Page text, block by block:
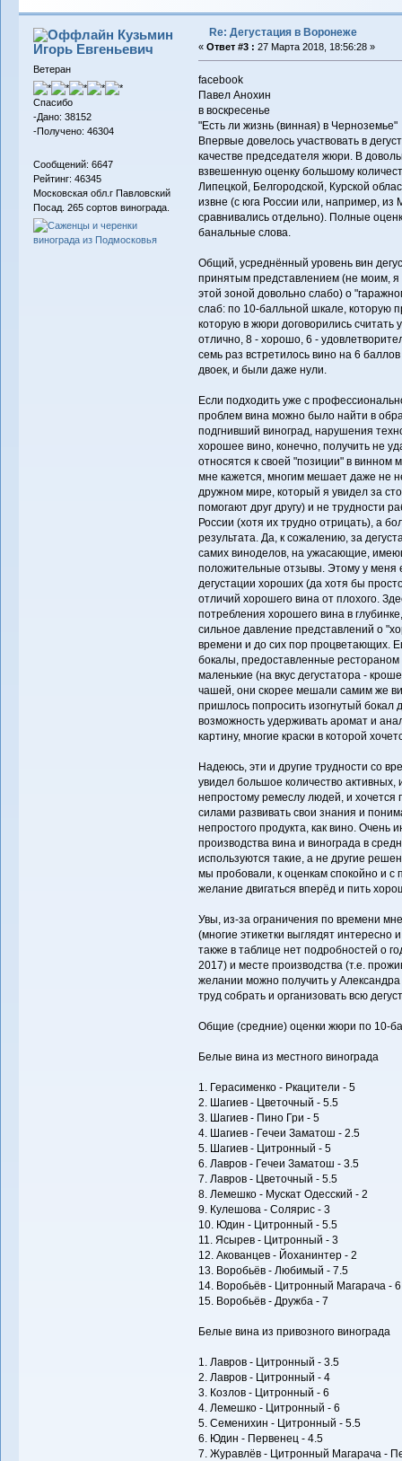
Кузьмин
Игорь Евгеньевич
Ветеран
Спасибо
-Дано: 38152
-Получено: 46304
Сообщений: 6647
Рейтинг: 46345
Московская обл.г Павловский
Посад. 265 сортов винограда.
Re: Дегустация в Воронеже
« Ответ #3 : 27 Марта 2018, 18:56:28 »
facebook
Павел Анохин
в воскресенье
"Есть ли жизнь (винная) в Черноземье"
Впервые довелось участвовать в
качестве председателя жюри. В
взвешенную оценку большому
Липецкой, Белгородской, Курской
извне (с юга России или, например, из
сравнивались отдельно). Полные
банальные слова.
Общий, усреднённый уровень вин
принятым представлением (не моим, я
этой зоной довольно слабо) о
слаб: по 10-балльной шкале, которую
которую в жюри договорились
отлично, 8 - хорошо, 6 -
семь раз встретилось вино на 6
двоек, и были даже нули.
Если подходить уже с
проблем вина можно было найти в
подгнивший виноград, нарушения
хорошее вино, конечно, получить не
относятся к своей "позиции" в винном
мне кажется, многим мешает даже не
дружном мире, который я увидел за
помогают друг другу) и не трудности
России (хотя их трудно отрицать), а
результата. Да, к сожалению, за
самих виноделов, на ужасающие,
положительные отзывы. Этому у меня
дегустации хороших (да хотя бы
отличий хорошего вина от плохого.
потребления хорошего вина в
сильное давление представлений о
времени и до сих пор процветающих.
бокалы, предоставленные
маленькие (на вкус дегустатора -
чашей, они скорее мешали самим же
пришлось попросить изогнутый бокал
возможность удерживать аромат и
картину, многие краски в которой
Надеюсь, эти и другие трудности со
увидел большое количество
непростому ремеслу людей, и хочется
силами развивать свои знания и
непростого продукта, как вино. Очень
производства вина и винограда в
используются такие, а не другие
мы пробовали, к оценкам спокойно и
желание двигаться вперёд и пить
Увы, из-за ограничения по времени
(многие этикетки выглядят
также в таблице нет подробностей о
2017) и месте производства (т.е.
желании можно получить у Александра
труд собрать и организовать всю
Общие (средние) оценки жюри по 10-
Белые вина из местного винограда
1. Герасименко - Ркацители - 5
2. Шагиев - Цветочный - 5.5
3. Шагиев - Пино Гри - 5
4. Шагиев - Гечеи Заматош - 2.5
5. Шагиев - Цитронный - 5
6. Лавров - Гечеи Заматош - 3.5
7. Лавров - Цветочный - 5.5
8. Лемешко - Мускат Одесский - 2
9. Кулешова - Солярис - 3
10. Юдин - Цитронный - 5.5
11. Ясырев - Цитронный - 3
12. Акованцев - Йоханинтер - 2
13. Воробьёв - Любимый - 7.5
14. Воробьёв - Цитронный Магарача -
15. Воробьёв - Дружба - 7
Белые вина из привозного винограда
1. Лавров - Цитронный - 3.5
2. Лавров - Цитронный - 4
3. Козлов - Цитронный - 6
4. Лемешко - Цитронный - 6
5. Семенихин - Цитронный - 5.5
6. Юдин - Первенец - 4.5
7. Журавлёв - Цитронный Магарача -